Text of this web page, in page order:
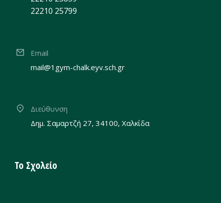
22210 25799
Email
mail@1gym-chalk.eyv.sch.gr
Διεύθυνση
Δημ. Σαμαρτζή 27, 34100, Χαλκίδα
Το Σχολείο